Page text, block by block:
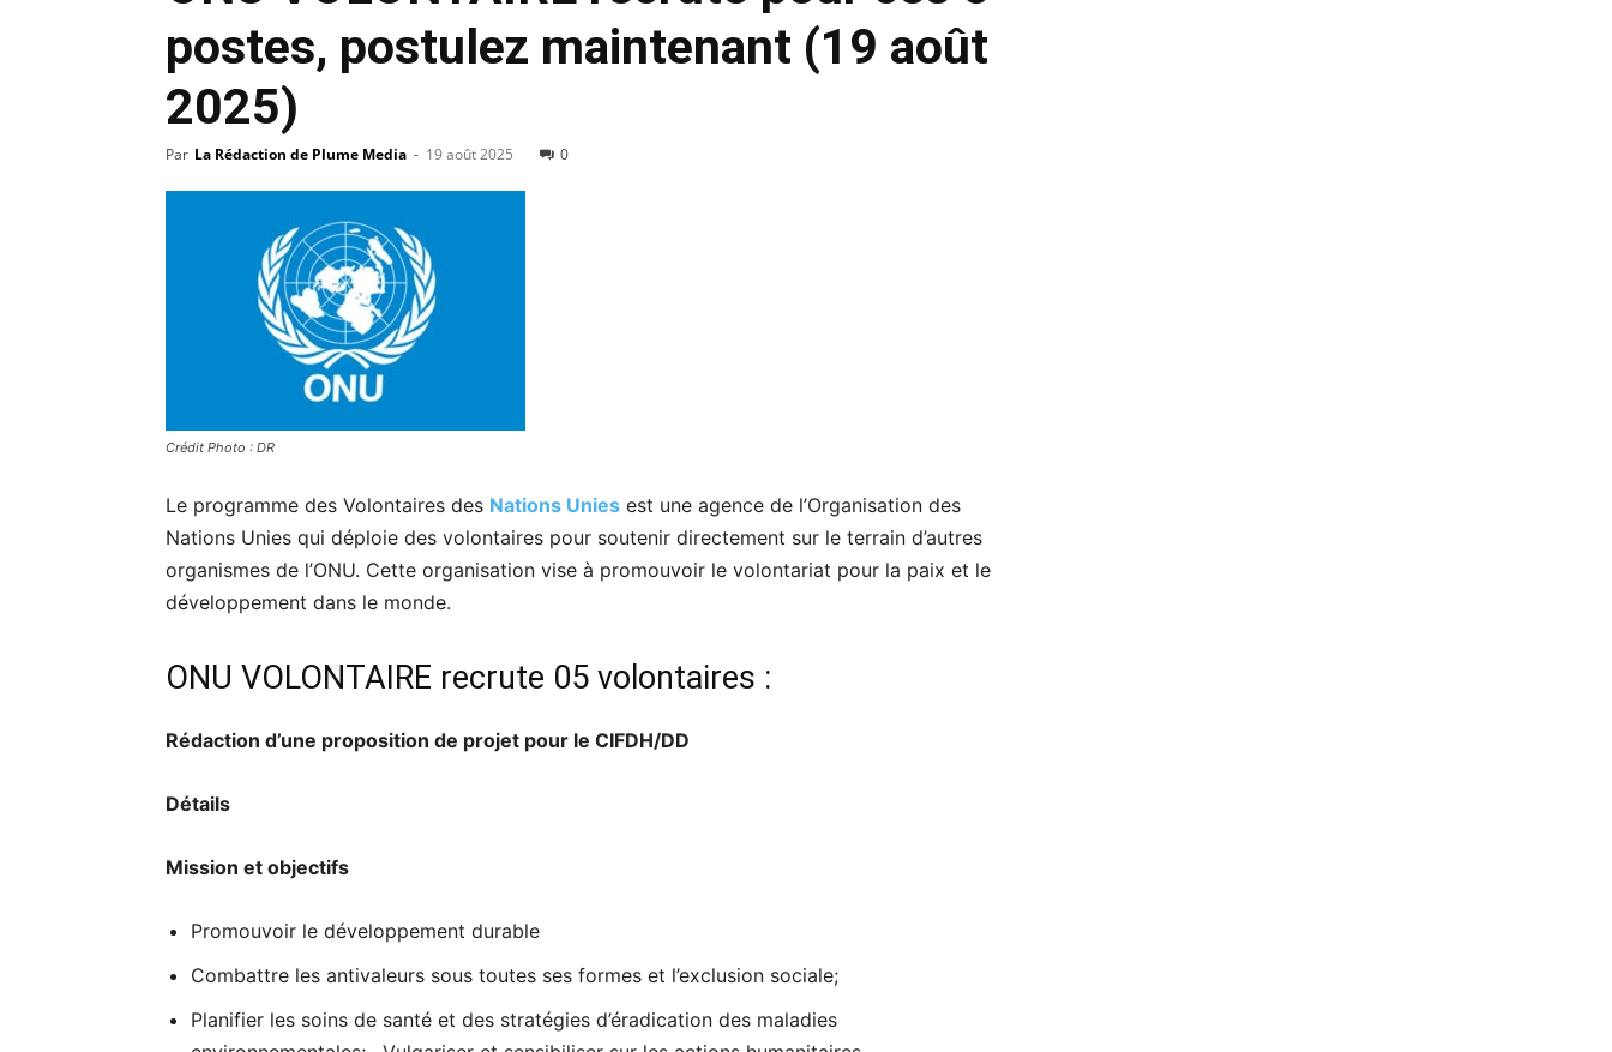
postes, postulez maintenant (19 août
2025)
Par La Rédaction de Plume Media - 19 août 2025 0
Crédit Photo : DR
Le programme des Volontaires des Nations Unies est une agence de l’Organisation des
Nations Unies qui déploie des volontaires pour soutenir directement sur le terrain d’autres
organismes de l’ONU. Cette organisation vise à promouvoir le volontariat pour la paix et le
développement dans le monde.
ONU VOLONTAIRE recrute 05 volontaires :
Rédaction d’une proposition de projet pour le CIFDH/DD
Détails
Mission et objectifs
Promouvoir le développement durable
Combattre les antivaleurs sous toutes ses formes et l’exclusion sociale;
Planifier les soins de santé et des stratégies d’éradication des maladies